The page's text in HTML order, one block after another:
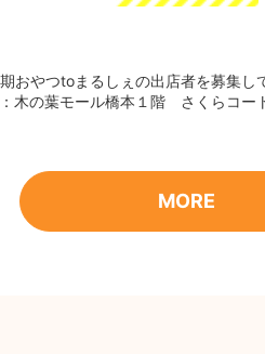
おやつtoまるしぇの出店者を募集し
木の葉モール橋本１階 さくらコー
MORE